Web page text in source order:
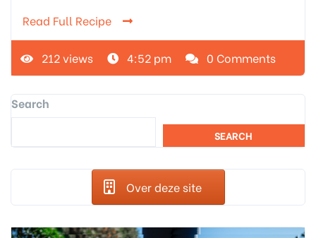
Read Full Recipe
212 views 4:52 pm 0 Comments
Search
SEARCH
Over deze site